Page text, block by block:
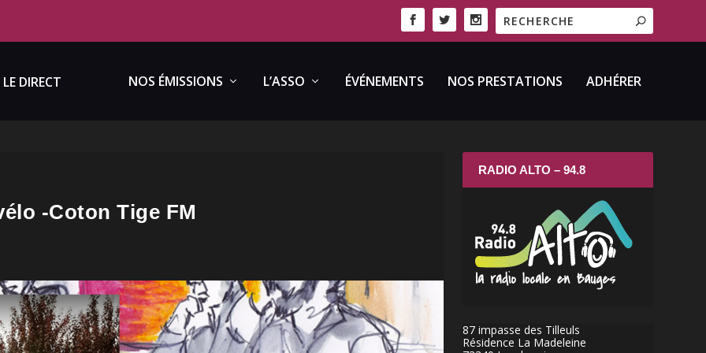
LE DIRECT NOS ÉMISSIONS L’ASSO ÉVÉNEMENTS NOS PRESTATIONS ADHÉRER
-Coton Tige FM
RADIO ALTO – 94.8
87 impasse des Tilleuls
Résidence La Madeleine